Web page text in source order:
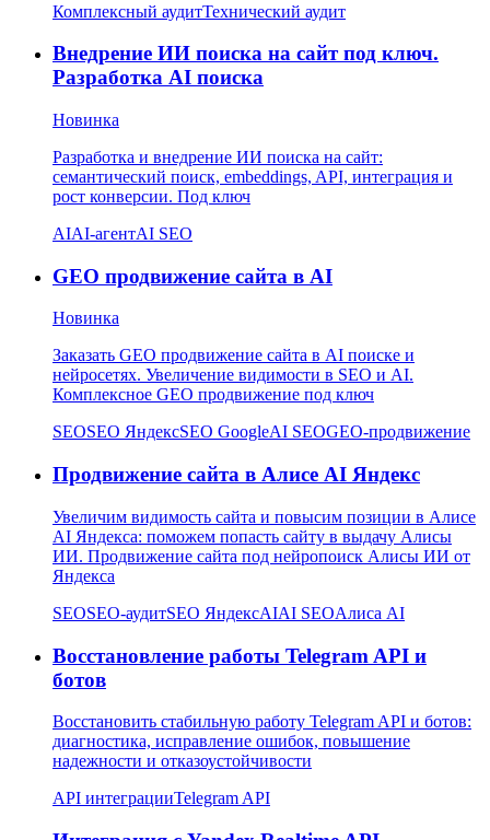
Комплексный аудитТехнический аудит
Внедрение ИИ поиска на сайт под ключ.
Разработка AI поиска
Новинка
Разработка и внедрение ИИ поиска на сайт:
семантический поиск, embeddings, API, интеграция и
рост конверсии. Под ключ
AIAI-агентAI SEO
GEO продвижение сайта в AI
Новинка
Заказать GEO продвижение сайта в AI поиске и
нейросетях. Увеличение видимости в SEO и AI.
Комплексное GEO продвижение под ключ
SEOSEO ЯндексSEO GoogleAI SEOGEO-продвижение
Продвижение сайта в Алисе AI Яндекс
Увеличим видимость сайта и повысим позиции в Алисе
AI Яндекса: поможем попасть сайту в выдачу Алисы
ИИ. Продвижение сайта под нейропоиск Алисы ИИ от
Яндекса
SEOSEO-аудитSEO ЯндексAIAI SEOАлиса AI
Восстановление работы Telegram API и
ботов
Восстановить стабильную работу Telegram API и ботов:
диагностика, исправление ошибок, повышение
надежности и отказоустойчивости
API интеграцииTelegram API